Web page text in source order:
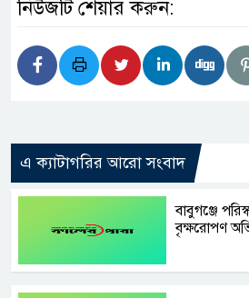
নিউজটি শেয়ার করুন:
এ ক্যাটাগরির আরো সংবাদ
বাবুগঞ্জে
বৃক্ষরোপণ